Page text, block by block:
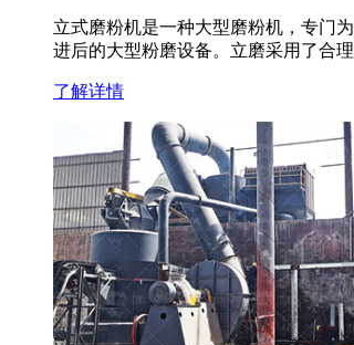
立式磨粉机是一种大型磨粉机，专门
进后的大型粉磨设备。立磨采用了合
了解详情